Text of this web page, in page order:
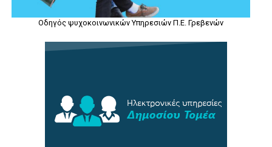
Οδηγός ψυχοκοινωνικών Υπηρεσιών Π.Ε. Γρεβενών